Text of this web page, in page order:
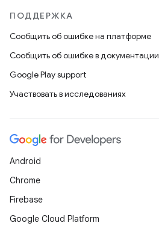
ПОДДЕРЖКА
Сообщить об ошибке на платформе
Сообщить об ошибке в документации
Google Play support
Участвовать в исследованиях
Android
Chrome
Firebase
Google Cloud Platform